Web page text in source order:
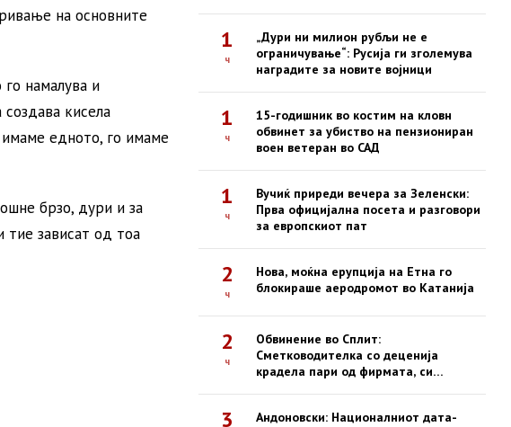
на основните
намалува и
кисела
едното, го имаме
брзо, дури и за
тие зависат од тоа
1
ч
„Дури ни милион рубљи не е
ограничување“: Русија ги зголемува
наградите за новите војници
1
ч
15-годишник во костим на кловн
обвинет за убиство на пензиониран
воен ветеран во САД
1
ч
Вучиќ приреди вечера за Зеленски:
Прва официјална посета и разговори
за европскиот пат
2
ч
Нова, моќна ерупција на Етна го
блокираше аеродромот во Катанија
2
ч
Обвинение во Сплит:
Сметководителка со деценија
крадела пари од фирмата, си
3
Андоновски: Националниот дата-